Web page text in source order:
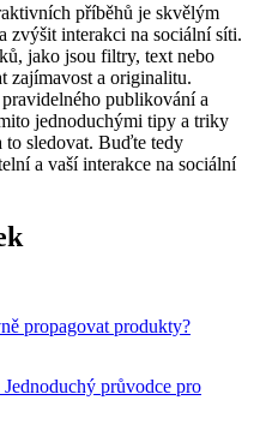
příběhů je skvělým
zvýšit interakci na sociální síti.
jako jsou filtry, text nebo
zajímavost a originalitu.
publikování a
jednoduchými tipy a triky
to sledovat. Buďte tedy
a vaší interakce na sociální
propagovat produkty?
průvodce pro